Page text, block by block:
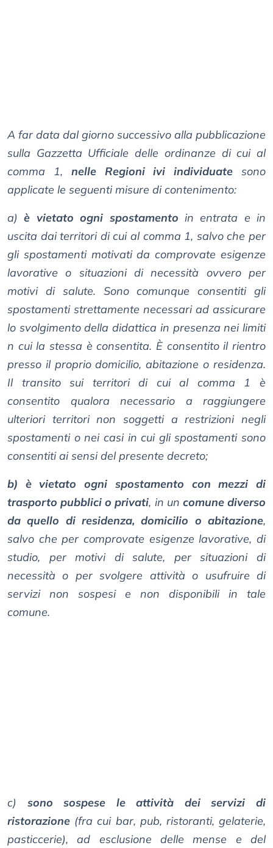
A far data dal giorno successivo alla pubblicazione
sulla Gazzetta Ufficiale delle ordinanze di cui al
comma 1, nelle Regioni ivi individuate sono
applicate le seguenti misure di contenimento:
a)è vietato ogni spostamento in entrata e in
uscita dai territori di cui al comma 1, salvo che per
gli spostamenti motivati da comprovate esigenze
lavorative o situazioni di necessità ovvero per
motivi di salute. Sono comunque consentiti gli
spostamenti strettamente necessari ad assicurare
lo svolgimento della didattica in presenza nei limiti
n cui la stessa è consentita. È consentito il rientro
presso il proprio domicilio, abitazione o residenza.
Il transito sui territori di cui al comma 1 è
consentito qualora necessario a raggiungere
ulteriori territori non soggetti a restrizioni negli
spostamenti o nei casi in cui gli spostamenti sono
consentiti ai sensi del presente decreto;
b) è vietato ogni spostamento con mezzi di
trasporto pubblici o privati, in un comune diverso
da quello di residenza, domicilio o abitazione,
salvo che per comprovate esigenze lavorative, di
studio, per motivi di salute, per situazioni di
necessità o per svolgere attività o usufruire di
servizi non sospesi e non disponibili in tale
comune.
c) sono sospese le attività dei servizi di
ristorazione (fra cui bar, pub, ristoranti, gelaterie,
pasticcerie), ad esclusione delle mense e del